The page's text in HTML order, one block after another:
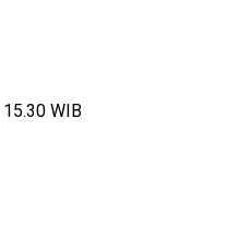
WIB